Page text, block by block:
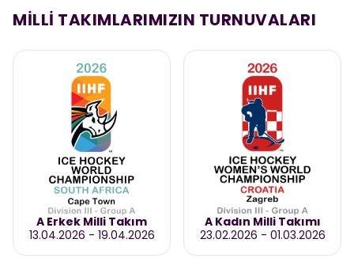
MİLLİ TAKIMLARIMIZIN TURNUVALARI
A Erkek Milli Takım
13.04.2026 - 19.04.2026
A Kadın Milli Takımı
23.02.2026 - 01.03.2026